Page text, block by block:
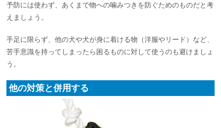
予防には使わず、あくまで物への噛みつきを防ぐためのものだと考
えましょう。
手足に限らず、他の犬や犬が身に着ける物（洋服やリード）など、
苦手意識を持ってしまったら困るものに対して使うのも避けましょ
う。
他の対策と併用する